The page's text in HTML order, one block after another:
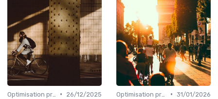
•
26/12/2025
• 31/01/2026